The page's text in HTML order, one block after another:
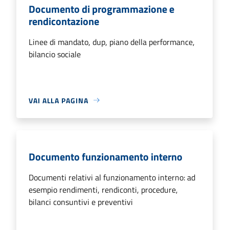
Documento di programmazione e
rendicontazione
Linee di mandato, dup, piano della performance,
bilancio sociale
VAI ALLA PAGINA
Documento funzionamento interno
Documenti relativi al funzionamento interno: ad
esempio rendimenti, rendiconti, procedure,
bilanci consuntivi e preventivi